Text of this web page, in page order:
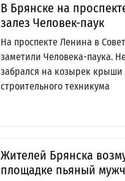
В Брянске на
залез Человек-паук
На проспекте Ленина в
заметили Человека-паука.
забрался на козырек крыши
строительного техникума
Жителей Брянска
площадке пьяный